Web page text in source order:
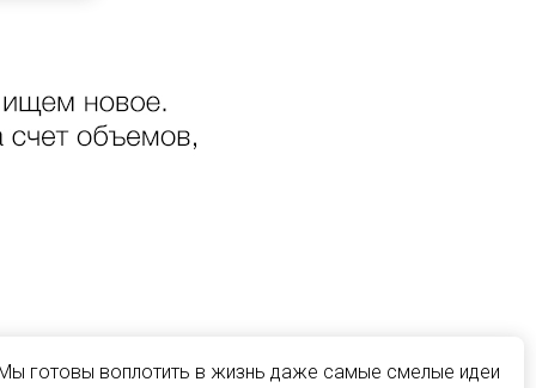
готовы воплотить в жизнь даже самые смелые идеи